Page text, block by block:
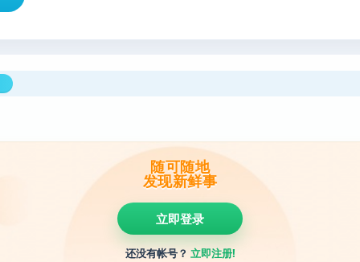
随可随地
发现新鲜事
立即登录
还没有帐号？ 立即注册!